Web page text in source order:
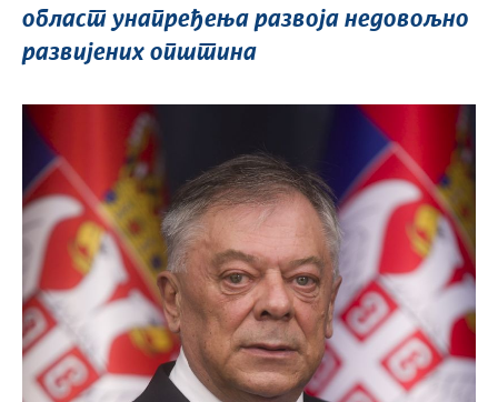
област унапређења развоја недовољно
развијених општина